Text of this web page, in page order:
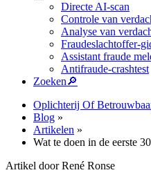
Directe AI-scan
Controle van
Analyse van
Fraudeslachtoffer-
Assistant fraude
Antifraude-crashtest
Zoeken🔎︎
Oplichterij Of
Blog »
Artikelen »
Wat te doen in de eerste
Artikel door René Ronse